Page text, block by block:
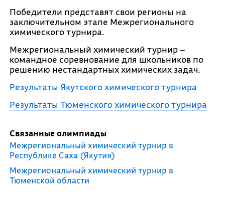
Победители представят свои регионы на
заключительном этапе Межрегионального
химического турнира.
Межрегиональный химический турнир –
командное соревнование для школьников по
решению нестандартных химических задач.
Результаты Якутского химического турнира
Результаты Тюменского химического турнира
Связанные олимпиады
Межрегиональный химический турнир в
Республике Саха (Якутия)
Межрегиональный химический турнир в
Тюменской области